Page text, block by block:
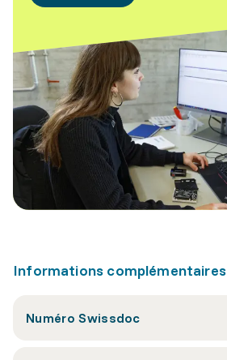
Informations complémentaires
Numéro Swissdoc